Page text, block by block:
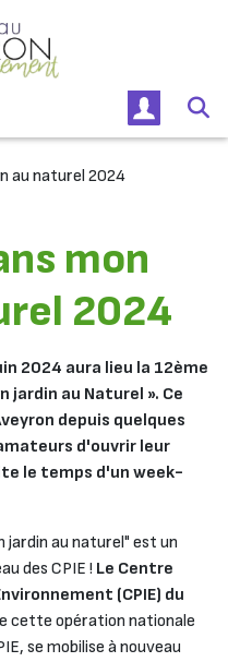
au naturel 2024
mon
2024
2024 aura lieu la 12ème
jardin au Naturel ». Ce
depuis quelques
d'ouvrir leur
le temps d'un week-
jardin au naturel" est un
des CPIE ! Le Centre
(CPIE) du
cette opération nationale
se mobilise à nouveau